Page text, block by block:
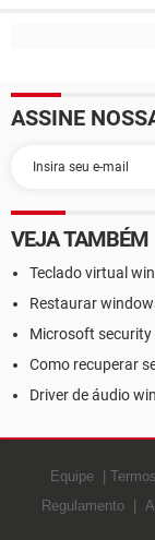
ASSINE
VEJA TAMBÉM
Teclado virtual
Restaurar
Microsoft
Como recuperar
Driver de áudio
Equipe
Regulamento